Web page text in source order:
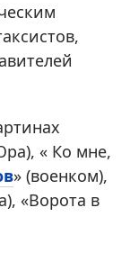
« Ко мне,
» (военком),
«Ворота в